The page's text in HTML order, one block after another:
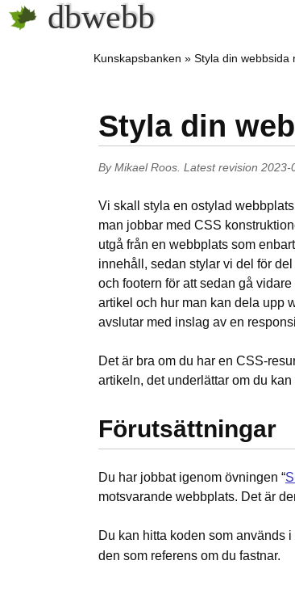
dbwebb
Kunskapsbanken Styla din webbsida
Styla din
ByMikael Roos Latest revision2023-
Vi skall styla en ostylad
man jobbar med CSS
utgå från en webbplats som
innehåll, sedan stylar vi del för
och footern för att sedan gå
artikel och hur man kan dela upp
avslutar med inslag av en
Det är bra om du har en CSS-
artikeln, det underlättar om du
Förutsättningar
Du har jobbat igenom övningen “
motsvarande webbplats. Det är
Du kan hitta koden som används
den som referens om du fastnar.